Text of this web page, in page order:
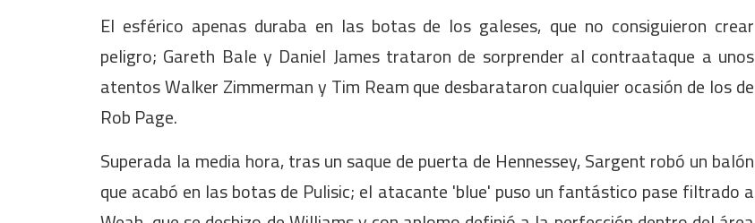
El esférico apenas duraba en las botas de los galeses, que no consiguieron crear
peligro; Gareth Bale y Daniel James trataron de sorprender al contraataque a unos
atentos Walker Zimmerman y Tim Ream que desbarataron cualquier ocasión de los de
Rob Page.
Superada la media hora, tras un saque de puerta de Hennessey, Sargent robó un balón
que acabó en las botas de Pulisic; el atacante 'blue' puso un fantástico pase filtrado a